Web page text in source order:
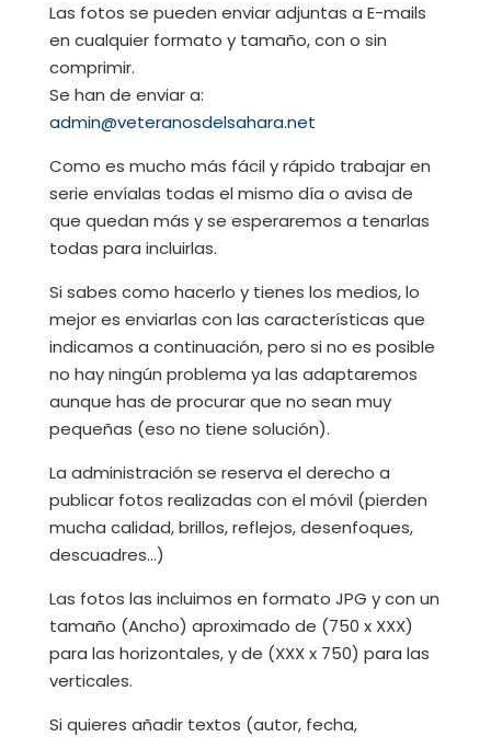
Las fotos se pueden enviar adjuntas a E-mails
en cualquier formato y tamaño, con o sin
comprimir.
Se han de enviar a:
admin@veteranosdelsahara.net
Como es mucho más fácil y rápido trabajar en
serie envíalas todas el mismo día o avisa de
que quedan más y se esperaremos a tenarlas
todas para incluirlas.
Si sabes como hacerlo y tienes los medios, lo
mejor es enviarlas con las características que
indicamos a continuación, pero si no es posible
no hay ningún problema ya las adaptaremos
aunque has de procurar que no sean muy
pequeñas (eso no tiene solución).
La administración se reserva el derecho a
publicar fotos realizadas con el móvil (pierden
mucha calidad, brillos, reflejos, desenfoques,
descuadres…)
Las fotos las incluimos en formato JPG y con un
tamaño (Ancho) aproximado de (750 x XXX)
para las horizontales, y de (XXX x 750) para las
verticales.
Si quieres añadir textos (autor, fecha,